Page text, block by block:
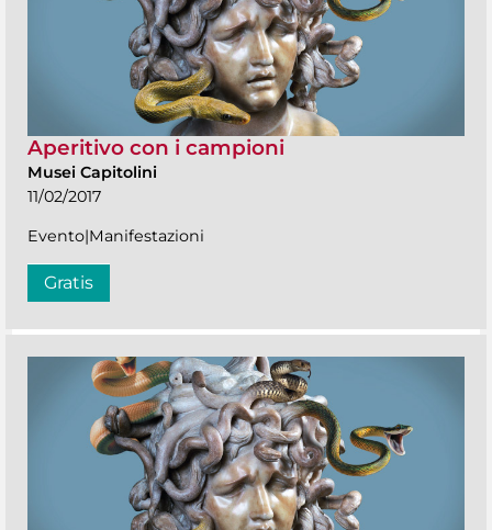
Aperitivo con i campioni
Musei Capitolini
11/02/2017
Evento|Manifestazioni
Gratis